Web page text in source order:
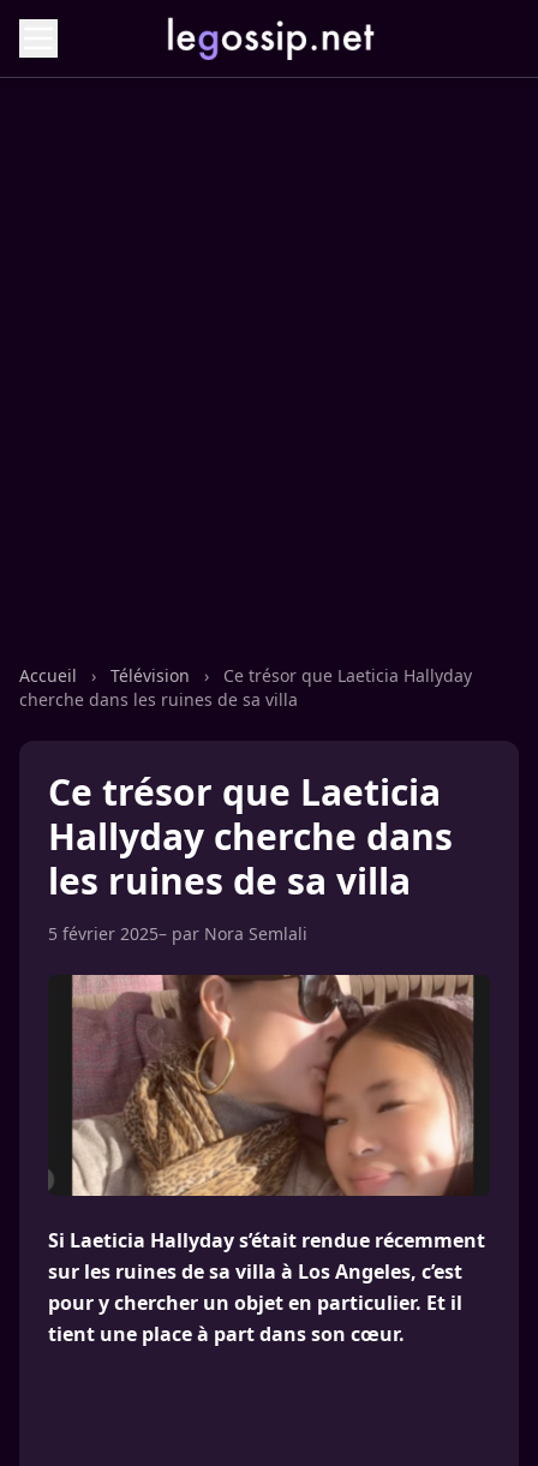
Accueil › Télévision ›
Ce trésor que Laeticia Hallyday
cherche dans les ruines de sa villa
Ce trésor que Laeticia
Hallyday cherche dans
les ruines de sa villa
5 février 2025– par Nora Semlali
Si Laeticia Hallyday s’était rendue récemment
sur les ruines de sa villa à Los Angeles, c’est
pour y chercher un objet en particulier. Et il
tient une place à part dans son cœur.